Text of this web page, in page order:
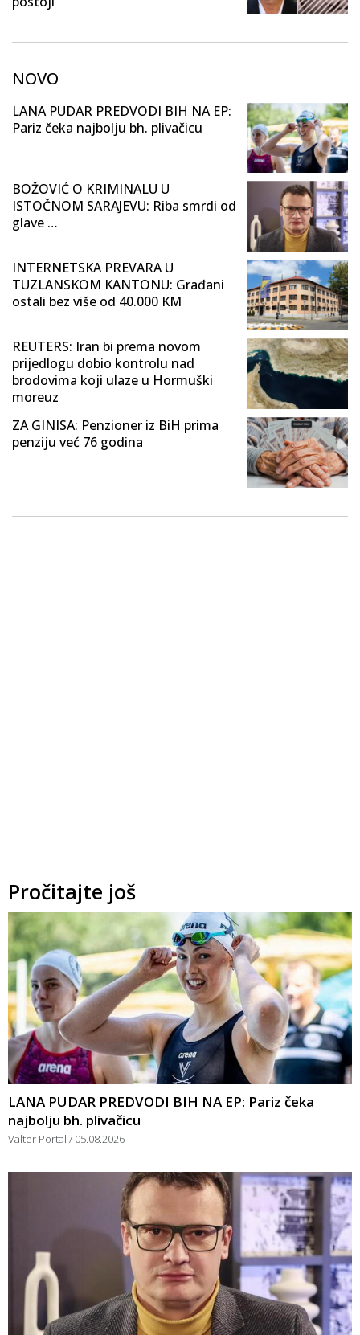
NOVO
LANA PUDAR PREDVODI BIH NA EP:
Pariz čeka najbolju bh. plivačicu
BOŽOVIĆ O KRIMINALU U
ISTOČNOM SARAJEVU: Riba smrdi od
glave …
INTERNETSKA PREVARA U
TUZLANSKOM KANTONU: Građani
ostali bez više od 40.000 KM
REUTERS: Iran bi prema novom
prijedlogu dobio kontrolu nad
brodovima koji ulaze u Hormuški
moreuz
ZA GINISA: Penzioner iz BiH prima
penziju već 76 godina
Pročitajte još
LANA PUDAR PREDVODI BIH NA EP: Pariz čeka
najbolju bh. plivačicu
Valter Portal 05.08.2026